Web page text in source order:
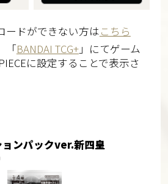
ドができない方はこちら
「BANDAI TCG+」にてゲーム
に設定することで表示さ
ンパックver.新四皇